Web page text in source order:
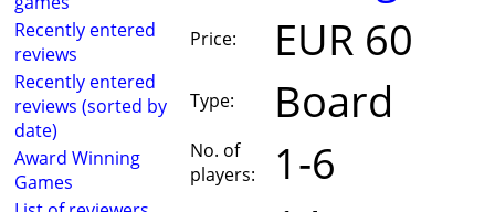
Recently entered
reviews
Recently entered
reviews (sorted by
date)
Award Winning
Games
Price: EUR 60
Type: Board
No. of
players:
1-6